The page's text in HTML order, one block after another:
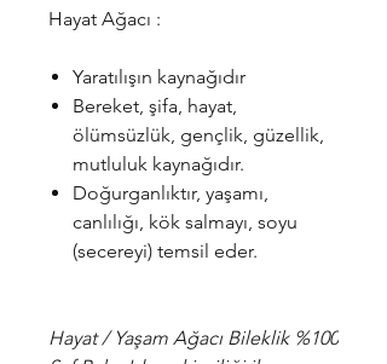
Hayat Ağacı :
Yaratılışın kaynağıdır
Bereket, şifa, hayat,
ölümsüzlük, gençlik, güzellik,
mutluluk kaynağıdır.
Doğurganlıktır, yaşamı,
canlılığı, kök salmayı, soyu
(secereyi) temsil eder.
Hayat / Yaşam Ağacı Bileklik %100